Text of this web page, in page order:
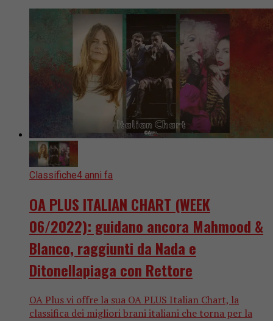
Classifiche4 anni fa
OA PLUS ITALIAN CHART (WEEK
06/2022): guidano ancora Mahmood &
Blanco, raggiunti da Nada e
Ditonellapiaga con Rettore
OA Plus vi offre la sua OA PLUS Italian Chart, la
classifica dei migliori brani italiani che torna per la